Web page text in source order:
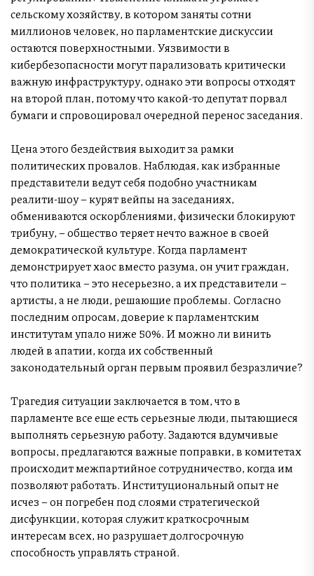
сельскому хозяйству, в котором заняты сотни
миллионов человек, но парламентские дискуссии
остаются поверхностными. Уязвимости в
кибербезопасности могут парализовать критически
важную инфраструктуру, однако эти вопросы отходят
на второй план, потому что какой-то депутат порвал
бумаги и спровоцировал очередной перенос заседания.
Цена этого бездействия выходит за рамки
политических провалов. Наблюдая, как избранные
представители ведут себя подобно участникам
реалити-шоу – курят вейпы на заседаниях,
обмениваются оскорблениями, физически блокируют
трибуну, – общество теряет нечто важное в своей
демократической культуре. Когда парламент
демонстрирует хаос вместо разума, он учит граждан,
что политика – это несерьезно, а их представители –
артисты, а не люди, решающие проблемы. Согласно
последним опросам, доверие к парламентским
институтам упало ниже 50%. И можно ли винить
людей в апатии, когда их собственный
законодательный орган первым проявил безразличие?
Трагедия ситуации заключается в том, что в
парламенте все еще есть серьезные люди, пытающиеся
выполнять серьезную работу. Задаются вдумчивые
вопросы, предлагаются важные поправки, в комитетах
происходит межпартийное сотрудничество, когда им
позволяют работать. Институциональный опыт не
исчез – он погребен под слоями стратегической
дисфункции, которая служит краткосрочным
интересам всех, но разрушает долгосрочную
способность управлять страной.